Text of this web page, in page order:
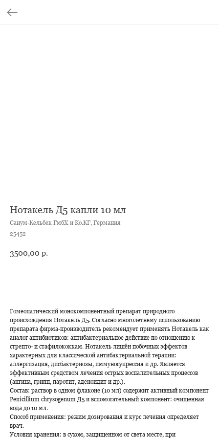
Нотакель Д5 капли 10 мл
Санум-Кельбек ГмбХ и Ко.КГ, Германия
25452
3500,00 р.
Гомеопатический монокомпонентный препарат природного
происхождения Нотакель Д5. Согласно многолетнему использованию
препарата фирма-производитель рекомендует применять Нотакель как
аналог антибиотиков: антибактериальное действие по отношению к
стрепто- и стафилококкам. Нотакель лишён побочных эффектов
характерных для классической антибактериальной терапии:
аллергизация, дисбактериозы, иммуносупрессия и др. Является
эффективным средством лечения острых воспалительных процессов
(ангина, грипп, паротит, аденоидит и др.).
Состав: раствор в одном флаконе (10 мл) содержит активный компонент
Penicillium chrysogenum Д5 и вспомогательный компонент: очищенная
вода до 10 мл.
Способ применения: режим дозирования и курс лечения определяет
врач.
Условия хранения: в сухом, защищенном от света месте, при